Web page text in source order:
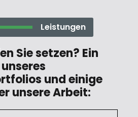
Leistungen
Sie setzen? Ein
und einige
unsere Arbeit: